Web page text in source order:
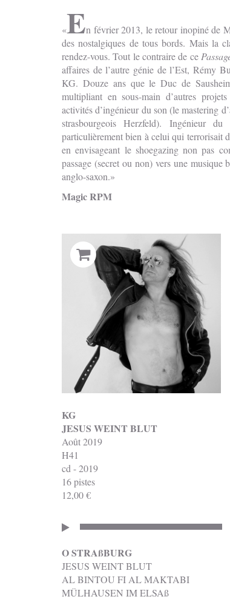
En février 2013, le retour inopiné de
des nostalgiques de tous bords. Mais la
rendez-vous. Tout le contraire de ce
affaires de l’autre génie de l’Est, Rémy
KG. Douze ans que le Duc de
multipliant en sous-main d’autres
activités d’ingénieur du son (le mastering
strasbourgeois Herzfeld). Ingénieur
particulièrement bien à celui qui terrorisait
en envisageant le shoegazing non pas
passage (secret ou non) vers une musique
anglo-saxon.
Magic RPM
KG
JESUS WEINT BLUT
Août 2019
H41
cd - 2019
16 pistes
12,00 €
O STRAßBURG
JESUS WEINT BLUT
AL BINTOU FI AL MAKTABI
MÜLHAUSEN IM ELSAß